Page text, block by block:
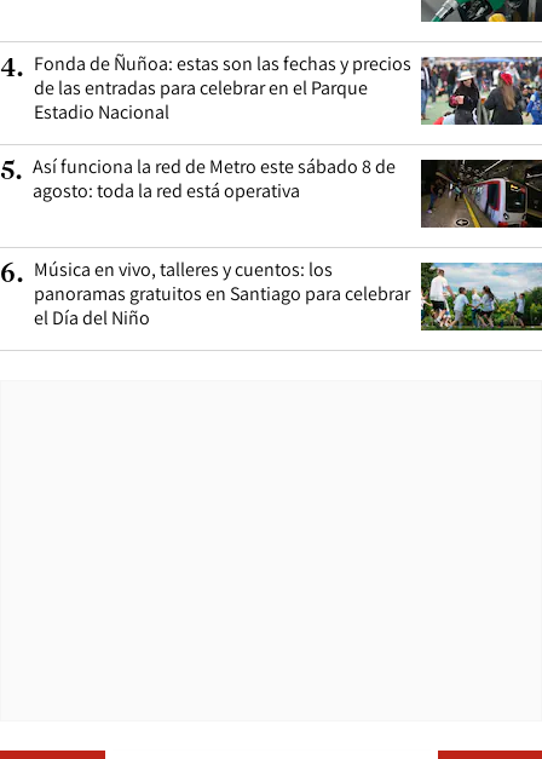
4. Fonda de Ñuñoa: estas son las fechas y precios
de las entradas para celebrar en el Parque
Estadio Nacional
5. Así funciona la red de Metro este sábado 8 de
agosto: toda la red está operativa
6. Música en vivo, talleres y cuentos: los
panoramas gratuitos en Santiago para celebrar
el Día del Niño